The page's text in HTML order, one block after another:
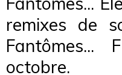
remixes de
octobre.